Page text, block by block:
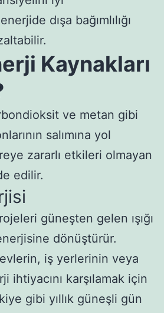
dışa bağımlılığı
Kaynakları
ve metan gibi
salımına yol
zararlı etkileri olmayan
edilir.
güneşten gelen ışığı
dönüştürür.
iş yerlerinin veya
ihtiyacını karşılamak için
gibi yıllık güneşli gün